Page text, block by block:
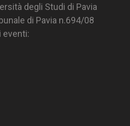
degli Studi di Pavia
di Pavia n.694/08
eventi: